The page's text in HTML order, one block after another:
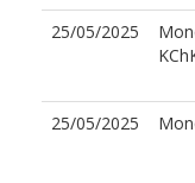
25/05/2025
25/05/2025